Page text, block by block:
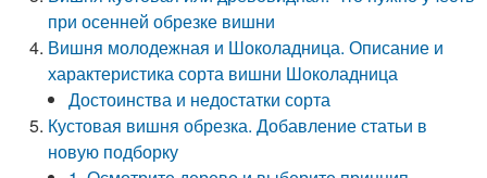
при осенней обрезке вишни
Вишня молодежная и Шоколадница. Описание и
характеристика сорта вишни Шоколадница
Достоинства и недостатки сорта
Кустовая вишня обрезка. Добавление статьи в
новую подборку